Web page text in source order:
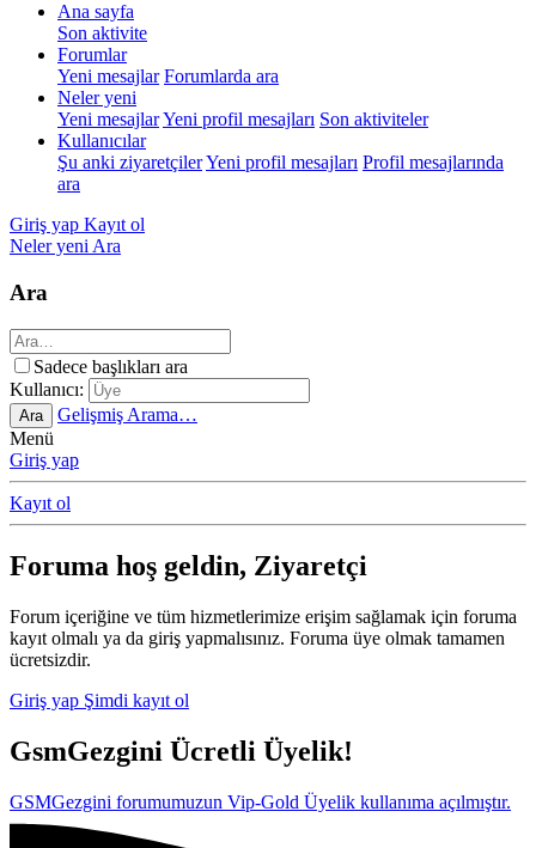
Ana sayfa
Son aktivite
Forumlar
Yeni mesajlar Forumlarda ara
Neler yeni
Yeni mesajlarYeni profil mesajları Son aktiviteler
Kullanıcılar
Şu anki ziyaretçilerYeni profil mesajları Profil mesajlarında
ara
Giriş yap Kayıt ol
Neler yeniAra
Ara
Sadece başlıkları ara
Kullanıcı:
Ara
Gelişmiş Arama…
Menü
Giriş yap
Kayıt ol
Foruma hoş geldin, Ziyaretçi
Forum içeriğine ve tüm hizmetlerimize erişim sağlamak için foruma
kayıt olmalı ya da giriş yapmalısınız. Foruma üye olmak tamamen
ücretsizdir.
Giriş yap Şimdi kayıt ol
GsmGezgini Ücretli Üyelik!
GSMGezgini forumumuzun Vip-Gold Üyelik kullanıma açılmıştır.